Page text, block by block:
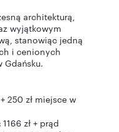
architekturą,
wyjątkowym
stanowiąc jedną
i cenionych
250 zł miejsce w
1166 zł + prąd